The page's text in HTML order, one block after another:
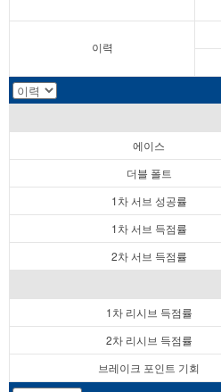
이력
에이스
더블 폴트
1차 서브 성공률
1차 서브 득점률
2차 서브 득점률
1차 리시브 득점률
2차 리시브 득점률
브레이크 포인트 기회